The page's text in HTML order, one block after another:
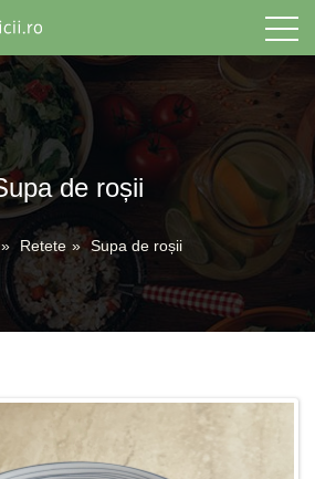
de roșii
» Retete » Supa de roșii